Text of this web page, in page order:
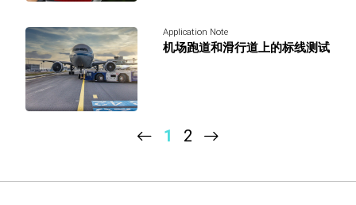
Application Note
机场跑道和滑行道上的标线测试
1 2